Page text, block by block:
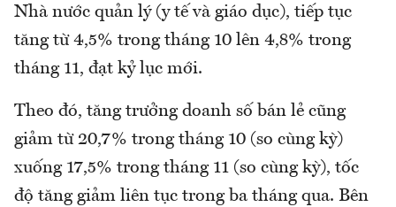
Nhà nước quản lý (y tế và giáo dục), tiếp tục
tăng từ 4,5% trong tháng 10 lên 4,8% trong
tháng 11, đạt kỷ lục mới.
Theo đó, tăng trưởng doanh số bán lẻ cũng
giảm từ 20,7% trong tháng 10 (so cùng kỳ)
xuống 17,5% trong tháng 11 (so cùng kỳ), tốc
độ tăng giảm liên tục trong ba tháng qua. Bên